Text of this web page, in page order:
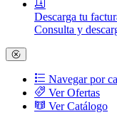
Descarga tu
Consulta y
Navegar por
Ver Ofertas
Ver Catálogo